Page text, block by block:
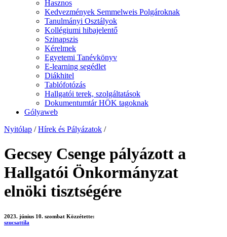
Hasznos
Kedvezmények Semmelweis Polgároknak
Tanulmányi Osztályok
Kollégiumi hibajelentő
Szinapszis
Kérelmek
Egyetemi Tanévkönyv
E-learning segédlet
Diákhitel
Tablófotózás
Hallgatói terek, szolgáltatások
Dokumentumtár HÖK tagoknak
Gólyaweb
Nyitólap / Hírek és Pályázatok /
Gecsey Csenge pályázott a
Hallgatói Önkormányzat
elnöki tisztségére
2023. június 10. szombat Közzétette:
szucsattila